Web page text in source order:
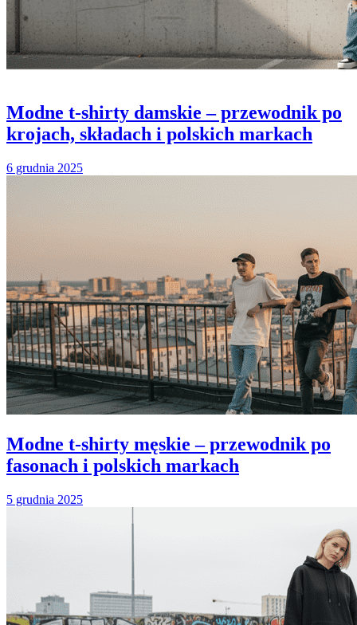
Modne t-shirty damskie – przewodnik po
krojach, składach i polskich markach
6 grudnia 2025
Modne t-shirty męskie – przewodnik po
fasonach i polskich markach
5 grudnia 2025